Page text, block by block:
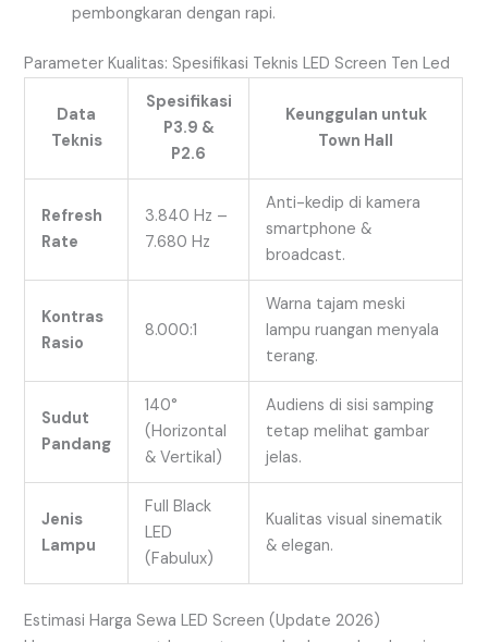
pembongkaran dengan rapi.
Parameter Kualitas: Spesifikasi Teknis LED Screen Ten Led
Data
Teknis
Spesifikasi
P3.9 &
P2.6
Keunggulan untuk
Town Hall
Refresh
Rate
3.840 Hz –
7.680 Hz
Anti-kedip di kamera
smartphone &
broadcast.
Kontras
Rasio
8.000:1
Warna tajam meski
lampu ruangan menyala
terang.
Sudut
Pandang
140°
(Horizontal
& Vertikal)
Audiens di sisi samping
tetap melihat gambar
jelas.
Jenis
Lampu
Full Black
LED
(Fabulux)
Kualitas visual sinematik
& elegan.
Estimasi Harga Sewa LED Screen (Update 2026)